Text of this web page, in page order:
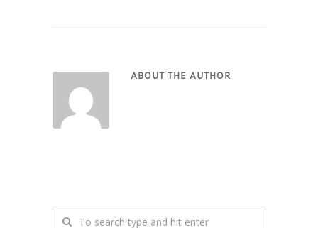
ABOUT THE AUTHOR